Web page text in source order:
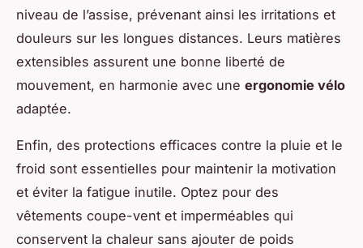
niveau de l’assise, prévenant ainsi les irritations et
douleurs sur les longues distances. Leurs matières
extensibles assurent une bonne liberté de
mouvement, en harmonie avec une ergonomie vélo
adaptée.
Enfin, des protections efficaces contre la pluie et le
froid sont essentielles pour maintenir la motivation
et éviter la fatigue inutile. Optez pour des
vêtements coupe-vent et imperméables qui
conservent la chaleur sans ajouter de poids